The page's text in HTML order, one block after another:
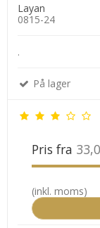
Layan
0815-24
.
På lager
Pris fra
(inkl. moms)